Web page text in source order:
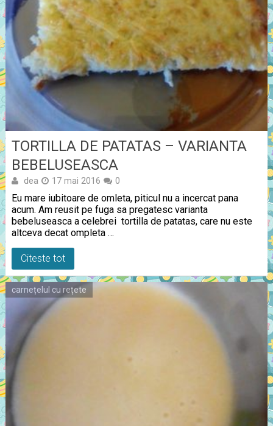
TORTILLA DE PATATAS – VARIANTA
BEBELUSEASCA
dea 17 mai 2016 0
Eu mare iubitoare de omleta, piticul nu a incercat pana
acum. Am reusit pe fuga sa pregatesc varianta
bebeluseasca a celebrei tortilla de patatas, care nu este
altceva decat ompleta …
Citeste tot
carnețelul cu rețete